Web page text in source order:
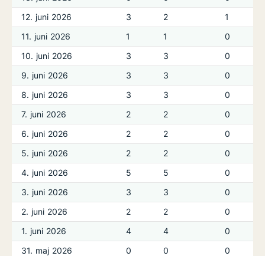
12. juni 2026
3 2
1
11. juni 2026
1 1
0
10. juni 2026
3 3
0
9. juni 2026
3 3
0
8. juni 2026
3 3
0
7. juni 2026
2 2
0
6. juni 2026
2 2
0
5. juni 2026
2 2
0
4. juni 2026
5 5
0
3. juni 2026
3 3
0
2. juni 2026
2 2
0
1. juni 2026
4 4
0
31. maj 2026
0 0
0